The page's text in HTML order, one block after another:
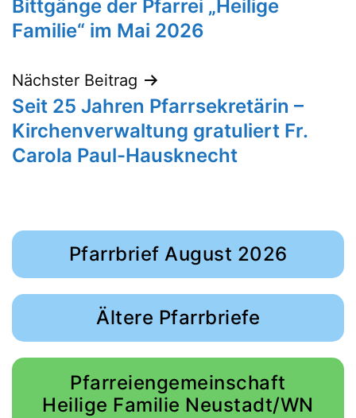
Bittgänge der Pfarrei „Heilige
Familie“ im Mai 2026
Nächster Beitrag
Seit 25 Jahren Pfarrsekretärin –
Kirchenverwaltung gratuliert Fr.
Carola Paul-Hausknecht
Pfarrbrief August 2026
Ältere Pfarrbriefe
Pfarreiengemeinschaft
Heilige Familie Neustadt/WN